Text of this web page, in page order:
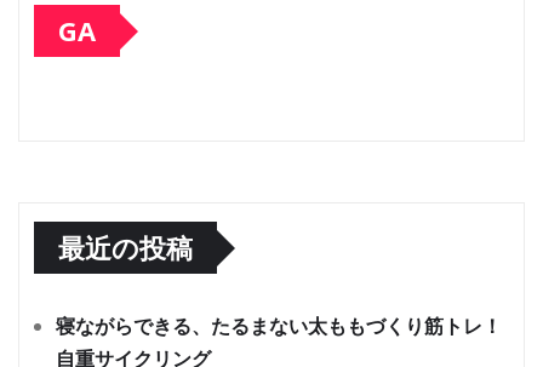
GA
最近の投稿
寝ながらできる、たるまない太ももづくり筋トレ！
自重サイクリング